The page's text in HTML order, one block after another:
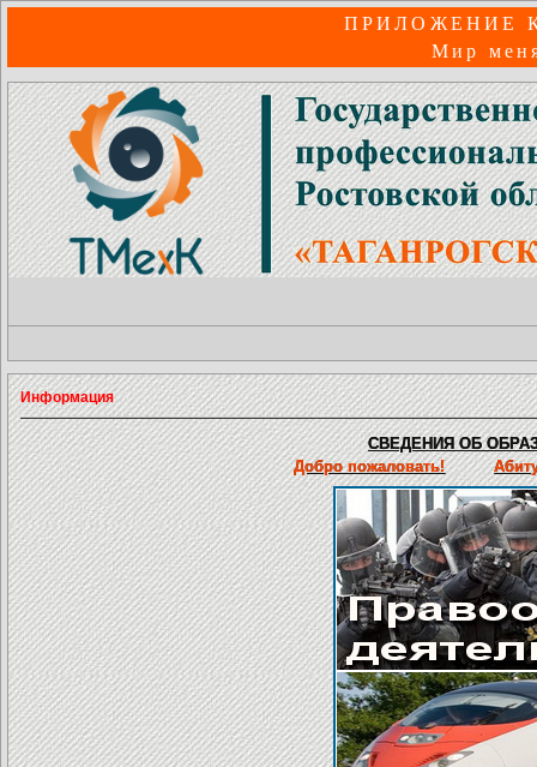
ПРИЛОЖЕНИЕ
Мир
Информация
СВЕДЕНИЯ ОБ
Добро пожаловать!